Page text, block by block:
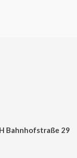
Bahnhofstraße 29